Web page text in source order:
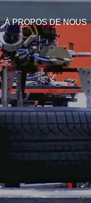
À PROPOS DE NOUS